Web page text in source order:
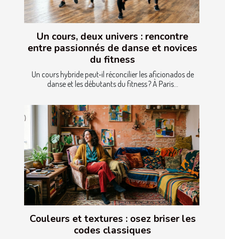
Un cours, deux univers : rencontre
entre passionnés de danse et novices
du fitness
Un cours hybride peut-il réconcilier les aficionados de
danse et les débutants du fitness ? À Paris...
Couleurs et textures : osez briser les
codes classiques